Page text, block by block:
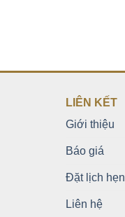
LIÊN KẾT
Giới thiệu
Báo giá
Đặt lịch hẹn
Liên hệ